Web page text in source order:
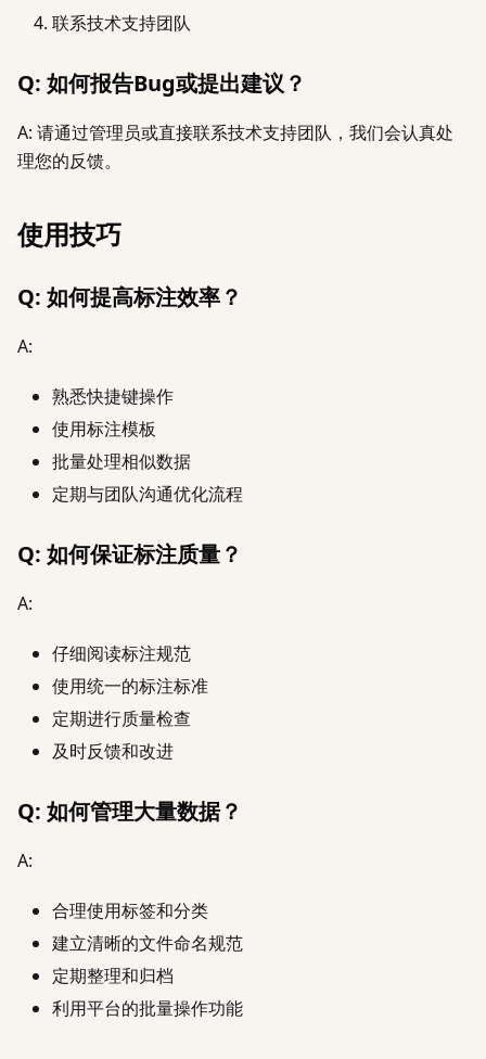
联系技术支持团队
Q: 如何报告Bug或提出建议？
A: 请通过管理员或直接联系技术支持团队，我们会认真处
理您的反馈。
使用技巧
Q: 如何提高标注效率？
A:
熟悉快捷键操作
使用标注模板
批量处理相似数据
定期与团队沟通优化流程
Q: 如何保证标注质量？
A:
仔细阅读标注规范
使用统一的标注标准
定期进行质量检查
及时反馈和改进
Q: 如何管理大量数据？
A:
合理使用标签和分类
建立清晰的文件命名规范
定期整理和归档
利用平台的批量操作功能